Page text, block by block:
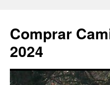
Comprar
2024